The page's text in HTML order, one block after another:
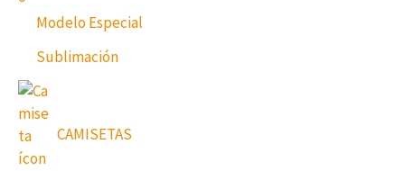
Modelo Especial
Sublimación
CAMISETAS